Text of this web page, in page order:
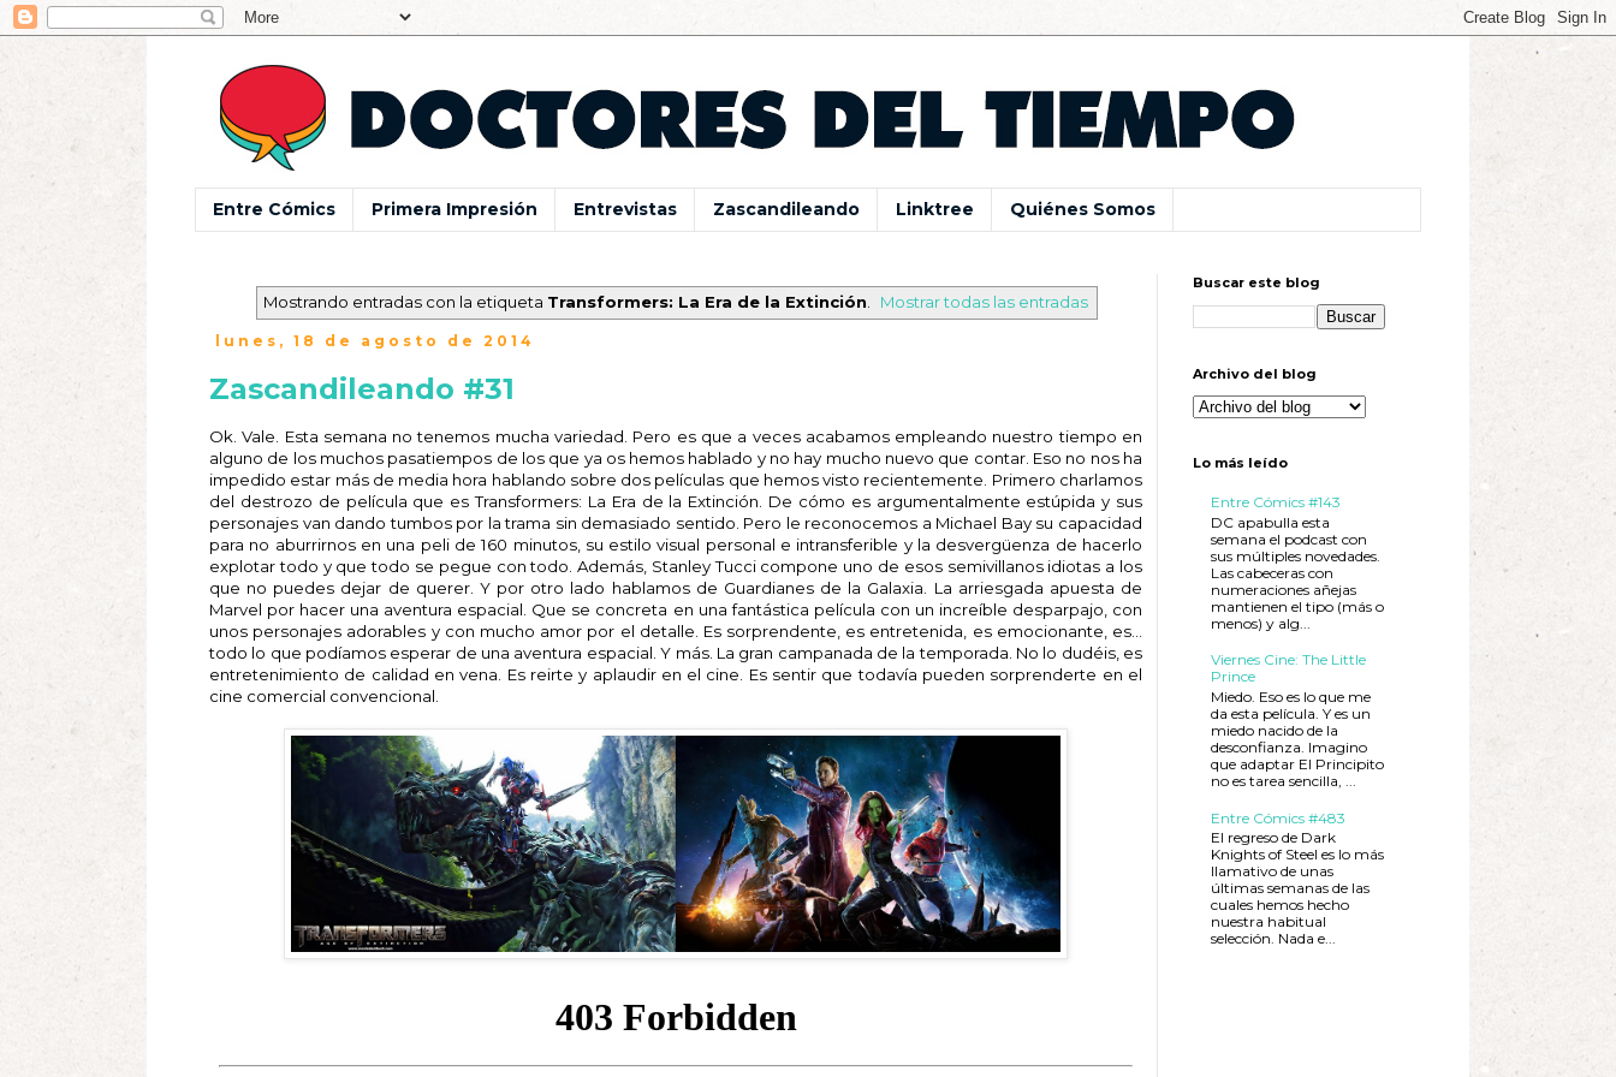
Entre Cómics Primera Impresión Entrevistas Zascandileando Linktree Quiénes Somos
Mostrando entradas con la etiqueta Transformers: La Era de la Extinción Mostrar todas las entradas
lunes, 18 de agosto de 2014
Zascandileando #31
Ok. Vale. Esta semana no tenemos mucha variedad. Pero es que a veces acabamos empleando nuestro tiempo en
alguno de los muchos pasatiempos de los que ya os hemos hablado y no hay mucho nuevo que contar. Eso no nos ha
impedido estar más de media hora hablando sobre dos películas que hemos visto recientemente. Primero charlamos
del destrozo de película que es Transformers: La Era de la Extinción. De cómo es argumentalmente estúpida y sus
personajes van dando tumbos por la trama sin demasiado sentido. Pero le reconocemos a Michael Bay su capacidad
para no aburrirnos en una peli de 160 minutos, su estilo visual personal e intransferible y la desvergüenza de hacerlo
explotar todo y que todo se pegue con todo. Además, Stanley Tucci compone uno de esos semivillanos idiotas a los
que no puedes dejar de querer. Y por otro lado hablamos de Guardianes de la Galaxia. La arriesgada apuesta de
Marvel por hacer una aventura espacial. Que se concreta en una fantástica película con un increíble desparpajo, con
unos personajes adorables y con mucho amor por el detalle. Es sorprendente, es entretenida, es emocionante, es...
todo lo que podíamos esperar de una aventura espacial. Y más. La gran campanada de la temporada. No lo dudéis, es
entretenimiento de calidad en vena. Es reirte y aplaudir en el cine. Es sentir que todavía pueden sorprenderte en el
cine comercial convencional.
Buscar este blog
Archivo del blog
Lo más leído
Entre Cómics #143
DC apabulla esta
semana el podcast con
sus múltiples novedades.
Las cabeceras con
numeraciones añejas
mantienen el tipo (más o
menos) y alg...
Viernes Cine: The Little
Prince
Miedo. Eso es lo que me
da esta película. Y es un
miedo nacido de la
desconfianza. Imagino
que adaptar El Principito
no es tarea sencilla, ...
Entre Cómics #483
El regreso de Dark
Knights of Steel es lo más
llamativo de unas
últimas semanas de las
cuales hemos hecho
nuestra habitual
selección. Nada e...